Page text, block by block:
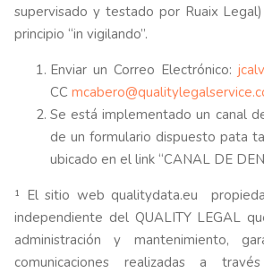
supervisado y testado por Ruaix
principio “in vigilando”.
Enviar un Correo Electrónico:
CC
Se está implementado un canal
de un formulario dispuesto pata
ubicado en el link “CANAL DE
¹ El sitio web qualitydata.eu
independiente del QUALITY LEGAL
administración y mantenimiento,
comunicaciones realizadas a